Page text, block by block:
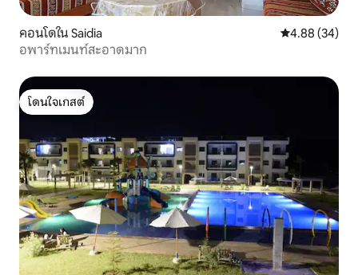
คอนโดใน Saidia คะแนนเฉลี่ย
4.88 (34)
อพาร์ทเมนท์สะอาดมาก
โดนใจเกสต์
โดนใจเกสต์